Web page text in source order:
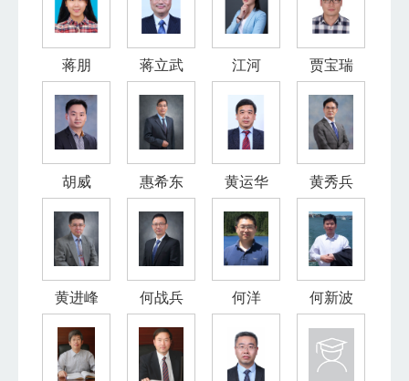
蒋朋 蒋立武 江河 贾宝瑞
胡威 惠希东 黄运华 黄秀兵
黄进峰 何战兵 何洋 何新波